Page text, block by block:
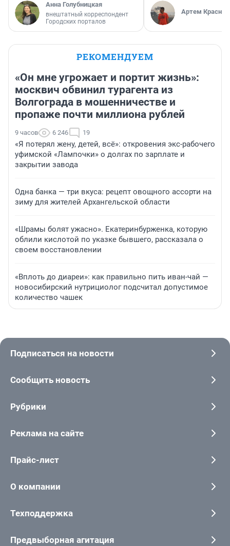
Анна Голубницкая
внештатный корреспондент
Городских порталов
Артем Краснов
РЕКОМЕНДУЕМ
«Он мне угрожает и портит жизнь»:
москвич обвинил турагента из
Волгограда в мошенничестве и
пропаже почти миллиона рублей
9 часов 6 246 19
«Я потерял жену, детей, всё»: откровения экс-рабочего
уфимской «Лампочки» о долгах по зарплате и
закрытии завода
Одна банка — три вкуса: рецепт овощного ассорти на
зиму для жителей Архангельской области
«Шрамы болят ужасно». Екатеринбурженка, которую
облили кислотой по указке бывшего, рассказала о
своем восстановлении
«Вплоть до диареи»: как правильно пить иван-чай —
новосибирский нутрициолог подсчитал допустимое
количество чашек
Подписаться на новости
Сообщить новость
Рубрики
Реклама на сайте
Прайс-лист
О компании
Техподдержка
Предвыборная агитация